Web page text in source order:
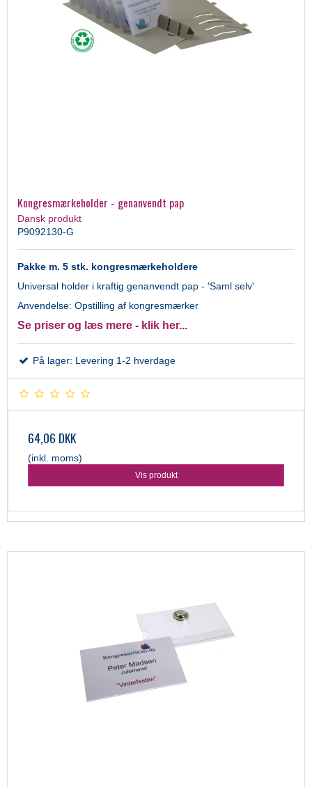
Kongresmærkeholder - genanvendt pap
Dansk produkt
P9092130-G
Pakke m. 5 stk. kongresmærkeholdere
Universal holder i kraftig genanvendt pap - 'Saml selv'
Anvendelse: Opstilling af kongresmærker
Se priser og læs mere - klik her...
På lager: Levering 1-2 hverdage
64,06 DKK
(inkl. moms)
Vis produkt